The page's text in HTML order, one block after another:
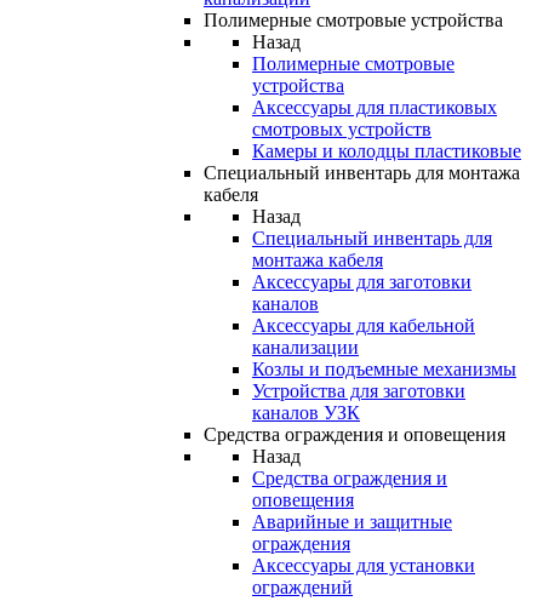
Полимерные смотровые устройства
Назад
Полимерные смотровые
устройства
Аксессуары для пластиковых
смотровых устройств
Камеры и колодцы пластиковые
Специальный инвентарь для монтажа
кабеля
Назад
Специальный инвентарь для
монтажа кабеля
Аксессуары для заготовки
каналов
Аксессуары для кабельной
канализации
Козлы и подъемные механизмы
Устройства для заготовки
каналов УЗК
Средства ограждения и оповещения
Назад
Средства ограждения и
оповещения
Аварийные и защитные
ограждения
Аксессуары для установки
ограждений